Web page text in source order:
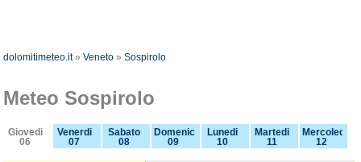
dolomitimeteo.it»Veneto »Sospirolo
Meteo Sospirolo
Giovedi
06
Venerdi
07
Sabato
08
Domenica
09
Lunedi
10
Martedi
11
Mercoledi
12